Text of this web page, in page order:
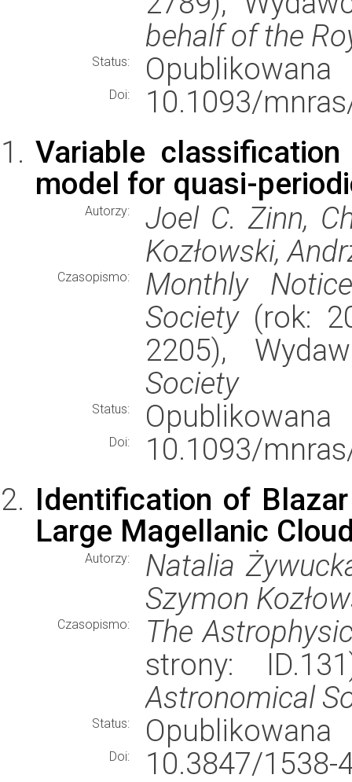
behalf of the
Status: Opublikowana
Doi:
10.1093/
Variable
model for quasi-
Autorzy:
Joel C. Zinn,
Kozłowski,
Czasopismo:
Monthly
Society(rok:
2205),
Society
Status: Opublikowana
Doi:
10.1093/
Identification of
Large Magellanic
Autorzy:
Natalia
Szymon
Czasopismo:
The
strony:
Astronomical
Status: Opublikowana
Doi:
10.3847/